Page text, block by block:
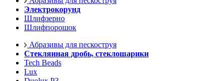
Электрокорунд
Шлифзерно
Шлифпорошок
Абразивы для пескоструя
Стеклянная дробь, стеклошарики
Tech Beads
Lux